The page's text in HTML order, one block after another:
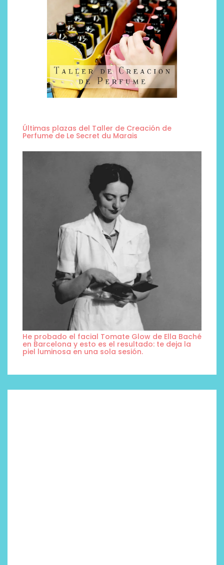
Últimas plazas del Taller de Creación de
Perfume de Le Secret du Marais
He probado el facial Tomate Glow de Ella Baché
en Barcelona y esto es el resultado: te deja la
piel luminosa en una sola sesión.